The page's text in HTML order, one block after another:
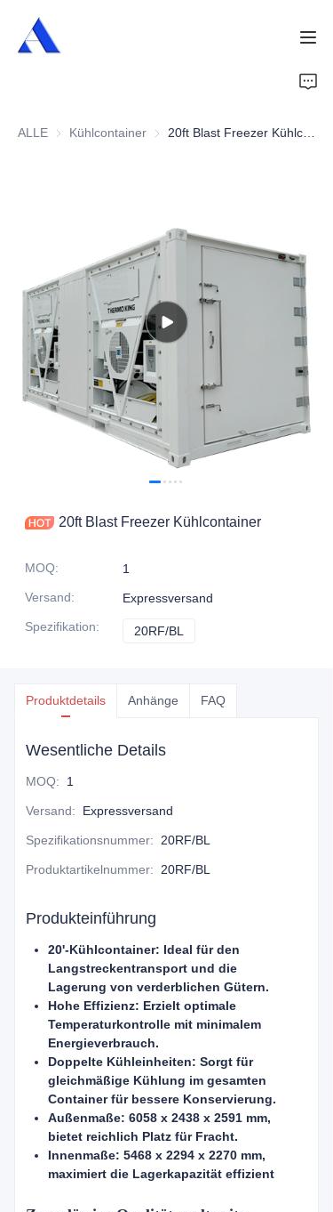
ALLE Kühlcontainer Kühlcontainer
20ft Blast Freezer Kühlcontainer
MOQ:
1
Versand:
Expressversand
Spezifikation: 20RF/BL
Produktdetails Anhänge FAQ
Wesentliche Details
MOQ: 1
Versand: Expressversand
Spezifikationsnummer: 20RF/BL
Produktartikelnummer: 20RF/BL
Produkteinführung
20'-Kühlcontainer: Ideal für den
Langstreckentransport und die
Lagerung von verderblichen Gütern.
Hohe Effizienz: Erzielt optimale
Temperaturkontrolle mit minimalem
Energieverbrauch.
Doppelte Kühleinheiten: Sorgt für
gleichmäßige Kühlung im gesamten
Container für bessere Konservierung.
Außenmaße: 6058 x 2438 x 2591 mm,
bietet reichlich Platz für Fracht.
Innenmaße: 5468 x 2294 x 2270 mm,
maximiert die Lagerkapazität effizient
Fälle
Nachrichten
Videos
Kontaktieren Sie uns